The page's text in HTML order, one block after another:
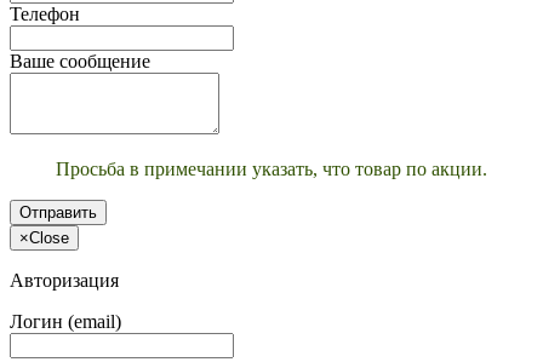
Телефон
Ваше сообщение
Просьба в примечании указать, что товар по акции.
Отправить
×Close
Авторизация
Логин (email)